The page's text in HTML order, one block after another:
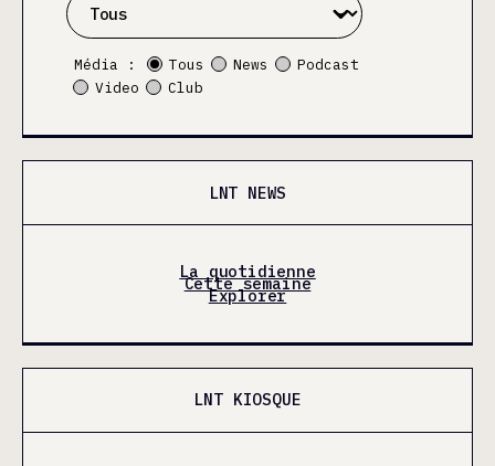
Média : Tous News
Podcast
Video
Club
LNT NEWS
La quotidienne
Cette semaine
Explorer
LNT KIOSQUE